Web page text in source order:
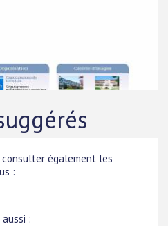
également les
:
: